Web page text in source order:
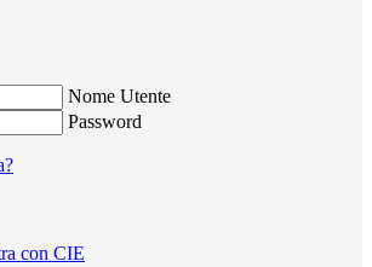
Nome Utente
Password
con CIE